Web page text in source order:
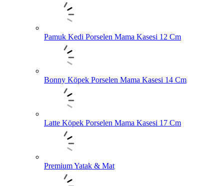
Pamuk Kedi Porselen Mama Kasesi 12 Cm
Bonny Köpek Porselen Mama Kasesi 14 Cm
Latte Köpek Porselen Mama Kasesi 17 Cm
Premium Yatak & Mat